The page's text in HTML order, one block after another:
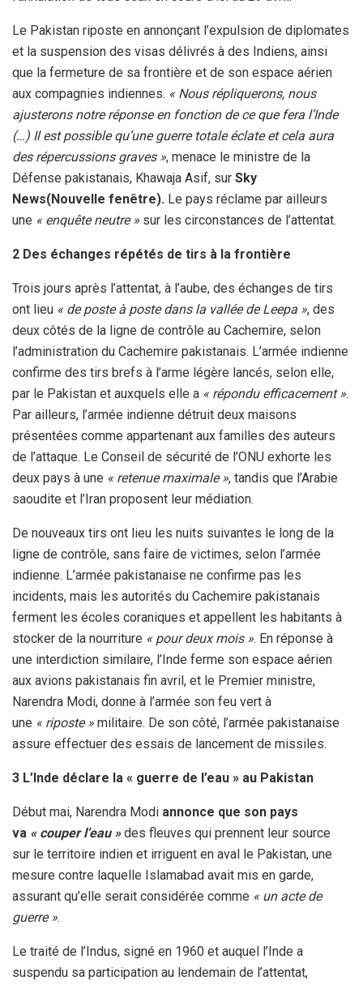
Le Pakistan riposte en annonçant l’expulsion de diplomates
et la suspension des visas délivrés à des Indiens, ainsi
que la fermeture de sa frontière et de son espace aérien
aux compagnies indiennes. « Nous répliquerons, nous
ajusterons notre réponse en fonction de ce que fera l’Inde
(…) Il est possible qu’une guerre totale éclate et cela aura
des répercussions graves », menace le ministre de la
Défense pakistanais, Khawaja Asif, sur Sky
News(Nouvelle fenêtre). Le pays réclame par ailleurs
une « enquête neutre » sur les circonstances de l’attentat.
2 Des échanges répétés de tirs à la frontière
Trois jours après l’attentat, à l’aube, des échanges de tirs
ont lieu « de poste à poste dans la vallée de Leepa », des
deux côtés de la ligne de contrôle au Cachemire, selon
l’administration du Cachemire pakistanais. L’armée indienne
confirme des tirs brefs à l’arme légère lancés, selon elle,
par le Pakistan et auxquels elle a « répondu efficacement ».
Par ailleurs, l’armée indienne détruit deux maisons
présentées comme appartenant aux familles des auteurs
de l’attaque. Le Conseil de sécurité de l’ONU exhorte les
deux pays à une « retenue maximale », tandis que l’Arabie
saoudite et l’Iran proposent leur médiation.
De nouveaux tirs ont lieu les nuits suivantes le long de la
ligne de contrôle, sans faire de victimes, selon l’armée
indienne. L’armée pakistanaise ne confirme pas les
incidents, mais les autorités du Cachemire pakistanais
ferment les écoles coraniques et appellent les habitants à
stocker de la nourriture « pour deux mois ». En réponse à
une interdiction similaire, l’Inde ferme son espace aérien
aux avions pakistanais fin avril, et le Premier ministre,
Narendra Modi, donne à l’armée son feu vert à
une « riposte » militaire. De son côté, l’armée pakistanaise
assure effectuer des essais de lancement de missiles.
3 L’Inde déclare la « guerre de l’eau » au Pakistan
Début mai, Narendra Modi annonce que son pays
va « couper l’eau »des fleuves qui prennent leur source
sur le territoire indien et irriguent en aval le Pakistan, une
mesure contre laquelle Islamabad avait mis en garde,
assurant qu’elle serait considérée comme « un acte de
guerre ».
Le traité de l’Indus, signé en 1960 et auquel l’Inde a
suspendu sa participation au lendemain de l’attentat,